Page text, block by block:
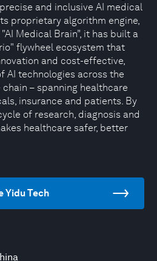
and inclusive AI medical
proprietary algorithm engine,
Medical Brain”, it has built a
flywheel ecosystem that
and cost-effective,
AI technologies across the
– spanning healthcare
insurance and patients. By
of research, diagnosis and
healthcare safer, better
Yidu Tech